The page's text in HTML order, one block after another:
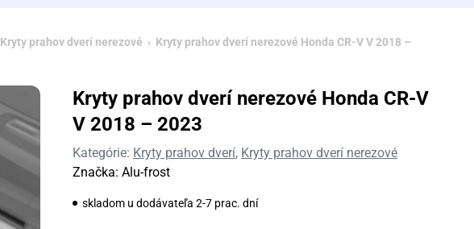
Kryty prahov dverí nerezové › Kryty prahov dverí nerezové Honda CR-V V 2018 –
Kryty prahov dverí nerezové Honda CR-V
V 2018 – 2023
Kategórie: Kryty prahov dverí, Kryty prahov dverí nerezové
Značka: Alu-frost
skladom u dodávateľa 2-7 prac. dní